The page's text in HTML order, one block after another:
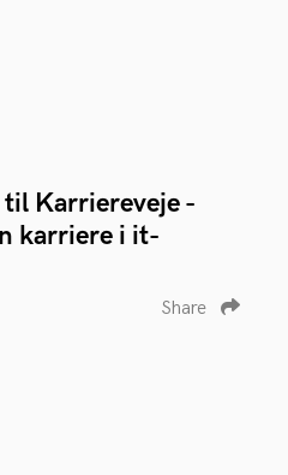
Karriereveje -
karriere i it-
Share